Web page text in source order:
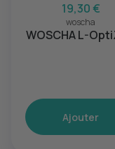
19,30 €
woscha
WOSCHA L-
Ajouter